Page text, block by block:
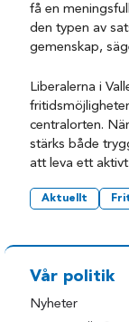
få en
den typen av
gemenskap,
Liberalerna i
centralorten.
stärks både
att leva ett aktivt
Aktuellt
Vår politik
Nyheter